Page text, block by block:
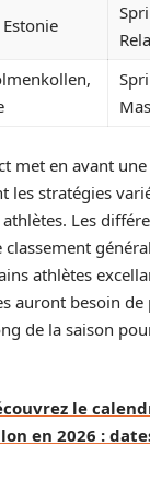
met en avant
les stratégies
Les
athlètes
auront besoin de
de la saison
le
en 2026 :